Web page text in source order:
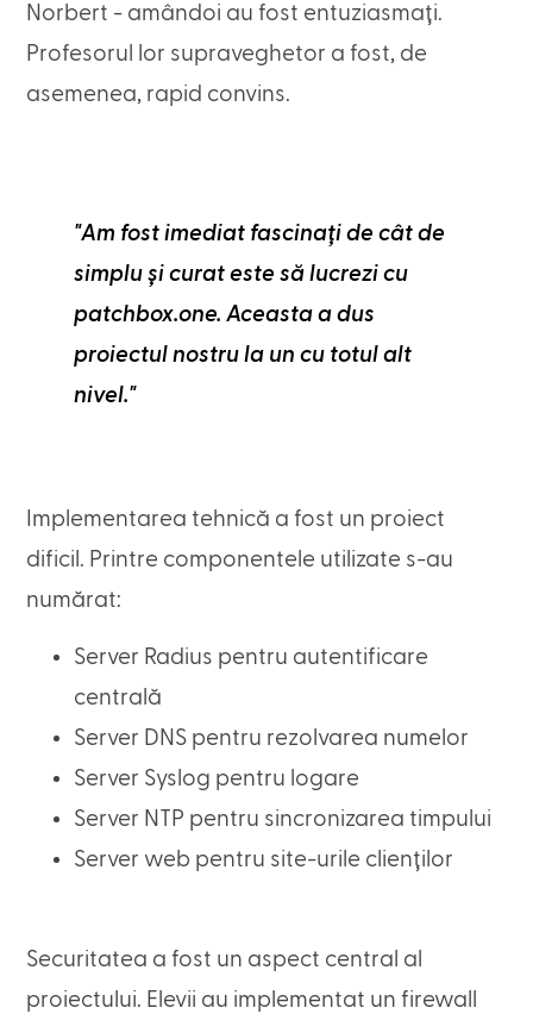
Norbert - amândoi au fost entuziasmați.
Profesorul lor supraveghetor a fost, de
asemenea, rapid convins.
"Am fost imediat fascinați de cât de
simplu și curat este să lucrezi cu
patchbox.one. Aceasta a dus
proiectul nostru la un cu totul alt
nivel."
Implementarea tehnică a fost un proiect
dificil. Printre componentele utilizate s-au
numărat:
Server Radius pentru autentificare
centrală
Server DNS pentru rezolvarea numelor
Server Syslog pentru logare
Server NTP pentru sincronizarea timpului
Server web pentru site-urile clienților
Securitatea a fost un aspect central al
proiectului. Elevii au implementat un firewall